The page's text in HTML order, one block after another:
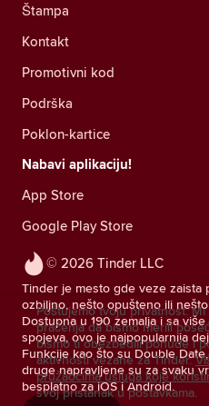
© 2026 Tinder LLC
Tinder je mesto gde veze zaista
ozbiljno, nešto opušteno ili
Dostupna u 190 zemalja i sa
spojeva, ovo je najpopularnija
Funkcije kao što su Double
druge napravljene su za svaku
besplatno za iOS i Android.
Štampa
Kontakt
Promotivni kod
Podrška
Poklon-kartice
Nabavi aplikaciju!
App Store
Google Play Store
Poštujemo tvoju privatnost.
praćenja da bismo merili
bismo ti obezbedili ponude i
aktivnosti vezane za Tinder.
pružaocima usluga koje
svoj pristanak u postavkama.